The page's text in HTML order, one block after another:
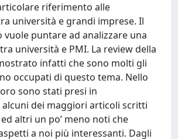
riferimento alle
università e grandi imprese. Il
vuole puntare ad analizzare una
università e PMI. La review della
infatti che sono molti gli
occupati di questo tema. Nello
sono stati presi in
dei maggiori articoli scritti
altri un po’ meno noti che
a noi più interessanti. Dagli